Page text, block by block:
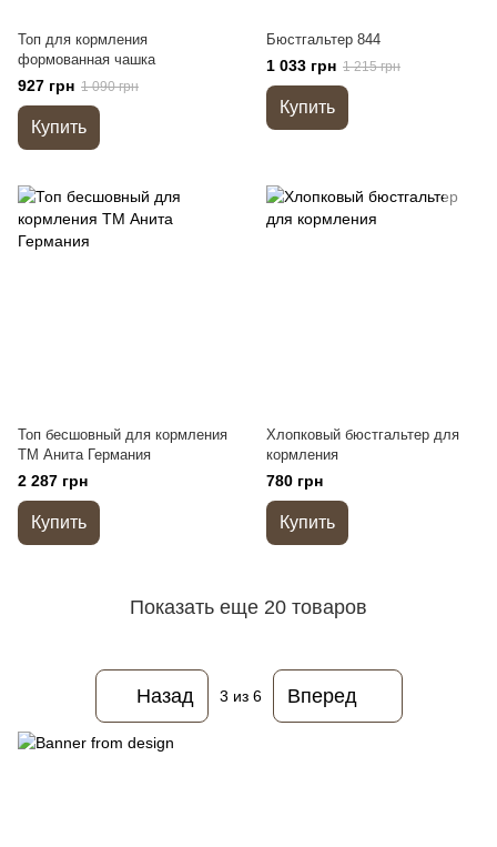
Топ для кормления
формованная чашка
927 грн 1 090 грн
Купить
Бюстгальтер 844
1 033 грн 1 215 грн
Купить
Топ бесшовный для кормления
ТМ Анита Германия
2 287 грн
Купить
Хлопковый бюстгальтер для
кормления
780 грн
Купить
Показать еще 20 товаров
Назад 3 из 6 Вперед